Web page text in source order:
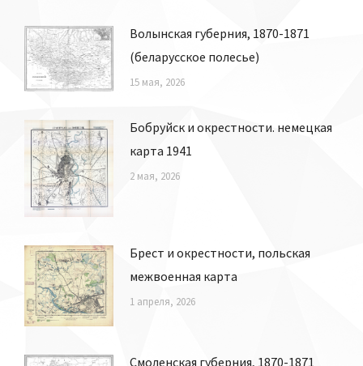
Волынская губерния, 1870-1871
(беларусское полесье)
15 мая, 2026
Бобруйск и окрестности. немецкая
карта 1941
2 мая, 2026
Брест и окрестности, польская
межвоенная карта
1 апреля, 2026
Смоленская губерния, 1870-1871